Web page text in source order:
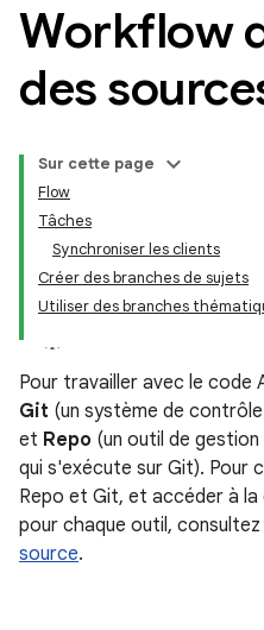
Workflow
des
Sur cette page
Flow
Tâches
Synchroniser les clients
Créer des branches de sujets
Utiliser des branches
Pour travailler avec le code
Git (un système de
et Repo (un outil de
qui s'exécute sur Git). Pour
Repo et Git, et accéder à
pour chaque outil, consultez
source.